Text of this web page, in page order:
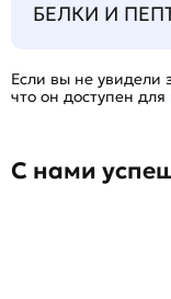
БЕЛКИ И
Если вы не увидели
что он доступен для
С нами